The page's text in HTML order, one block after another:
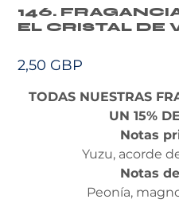
146.
EL CRISTAL DE
2,50 GBP
TODAS NUESTRAS
UN 15%
Notas
Yuzu, acorde
Notas
Peonía,